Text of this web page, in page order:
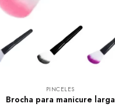
PINCELES
Brocha para manicure larga